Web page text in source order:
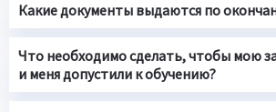
Какие документы выдаются по
Что необходимо сделать, чтобы мою
и меня допустили к обучению?